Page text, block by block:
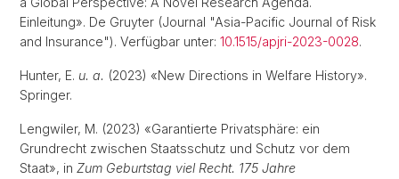
Einleitung». De Gruyter (Journal "Asia-Pacific Journal of Risk
and Insurance"). Verfügbar unter: 10.1515/apjri-2023-0028.
Hunter, E. u. a. (2023) «New Directions in Welfare History».
Springer.
Lengwiler, M. (2023) «Garantierte Privatsphäre: ein
Grundrecht zwischen Staatsschutz und Schutz vor dem
Staat», in Zum Geburtstag viel Recht. 175 Jahre